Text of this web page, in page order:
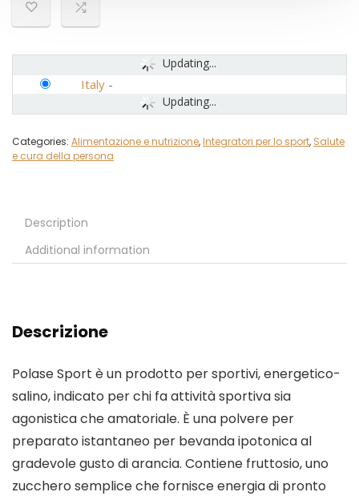
Updating...
Updating...
Italy -
Categories: Alimentazione e nutrizione,Integratori per lo sport, Salute
e cura della persona
Description
Additional information
Descrizione
Polase Sport è un prodotto per sportivi, energetico-
salino, indicato per chi fa attività sportiva sia
agonistica che amatoriale. È una polvere per
preparato istantaneo per bevanda ipotonica al
gradevole gusto di arancia. Contiene fruttosio, uno
zucchero semplice che fornisce energia di pronto